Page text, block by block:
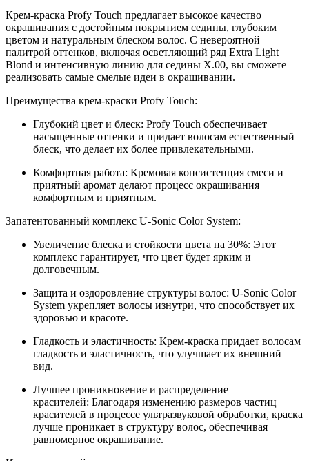
Крем-краска Profy Touch предлагает высокое качество
окрашивания с достойным покрытием седины, глубоким
цветом и натуральным блеском волос. С невероятной
палитрой оттенков, включая осветляющий ряд Extra Light
Blond и интенсивную линию для седины Х.00, вы сможете
реализовать самые смелые идеи в окрашивании.
Преимущества крем-краски Profy Touch:
Глубокий цвет и блеск: Profy Touch обеспечивает
насыщенные оттенки и придает волосам естественный
блеск, что делает их более привлекательными.
Комфортная работа: Кремовая консистенция смеси и
приятный аромат делают процесс окрашивания
комфортным и приятным.
Запатентованный комплекс U-Sonic Color System:
Увеличение блеска и стойкости цвета на 30%: Этот
комплекс гарантирует, что цвет будет ярким и
долговечным.
Защита и оздоровление структуры волос: U-Sonic Color
System укрепляет волосы изнутри, что способствует их
здоровью и красоте.
Гладкость и эластичность: Крем-краска придает волосам
гладкость и эластичность, что улучшает их внешний
вид.
Лучшее проникновение и распределение
красителей: Благодаря изменению размеров частиц
красителей в процессе ультразвуковой обработки, краска
лучше проникает в структуру волос, обеспечивая
равномерное окрашивание.